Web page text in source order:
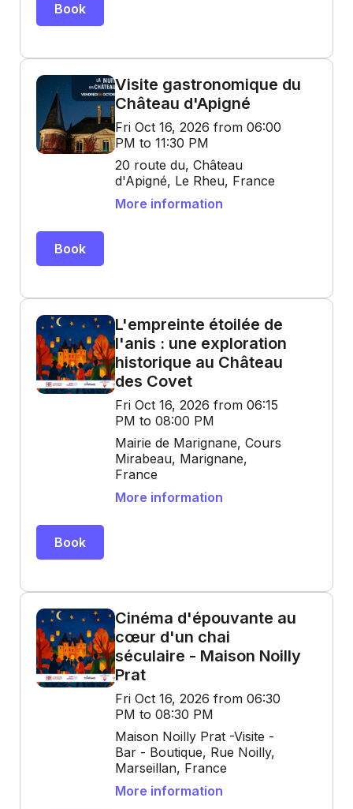
Book
Visite gastronomique du
Château d'Apigné
Fri Oct 16, 2026 from 06:00
PM to 11:30 PM
20 route du, Château
d'Apigné, Le Rheu, France
More information
Book
L'empreinte étoilée de
l'anis : une exploration
historique au Château
des Covet
Fri Oct 16, 2026 from 06:15
PM to 08:00 PM
Mairie de Marignane, Cours
Mirabeau, Marignane,
France
More information
Book
Cinéma d'épouvante au
cœur d'un chai
séculaire - Maison Noilly
Prat
Fri Oct 16, 2026 from 06:30
PM to 08:30 PM
Maison Noilly Prat -Visite -
Bar - Boutique, Rue Noilly,
Marseillan, France
More information